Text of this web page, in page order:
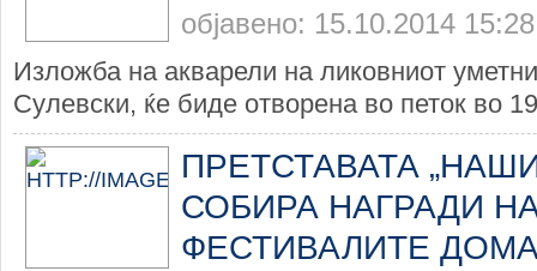
објавено: 15.10.2014 15:28
Изложба на акварели на ликовниот
Сулевски, ќе биде отворена во петок во
ПРЕТСТАВАТА
СОБИРА НАГРАДИ
ФЕСТИВАЛИТЕ